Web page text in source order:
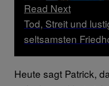
Read Next
Tod, Streit und
seltsamsten
Heute sagt Patrick,